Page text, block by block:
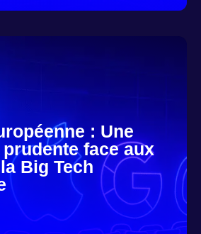
: Une
face aux
Big Tech